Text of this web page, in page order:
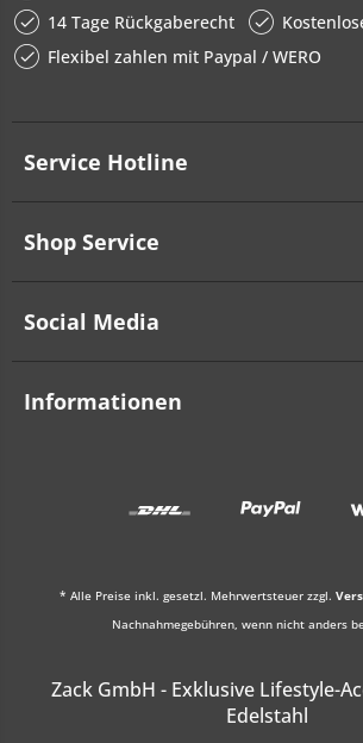
14 Tage Rückgaberecht
Flexibel zahlen mit Paypal / WERO
Service Hotline
Shop Service
Social Media
Informationen
* Alle Preise inkl. gesetzl. Mehrwertsteuer zzgl.
Nachnahmegebühren, wenn nicht anders
Zack GmbH - Exklusive Lifestyle-
Edelstahl